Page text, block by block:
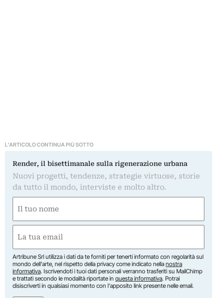
L'ARTICOLO CONTINUA PIÙ SOTTO
Render, il bisettimanale sulla rigenerazione urbana
Nuovi progetti, tendenze, strategie virtuose, storie
da tutto il mondo, interviste e molto altro.
(Required)
(Required)
Artribune Srl utilizza i dati da te forniti per tenerti informato con regolarità sul
mondo dell'arte, nel rispetto della privacy come indicato nella nostra
informativa. Iscrivendoti i tuoi dati personali verranno trasferiti su MailChimp
e trattati secondo le modalità riportate in questa informativa. Potrai
disiscriverti in qualsiasi momento con l'apposito link presente nelle email.